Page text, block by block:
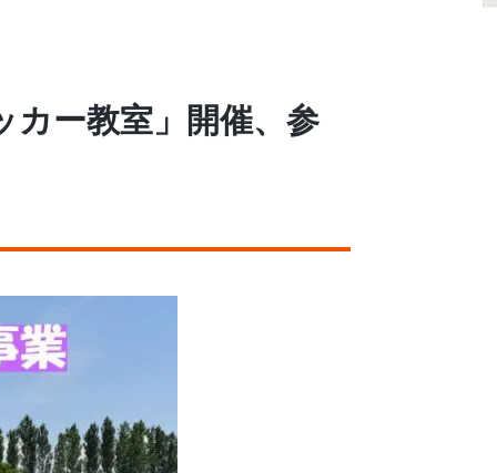
カー教室」開催、参